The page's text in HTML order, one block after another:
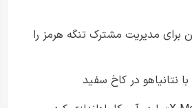
برای مدیریت مشترک تنگه هرمز را
نتانیاهو در کاخ سفید